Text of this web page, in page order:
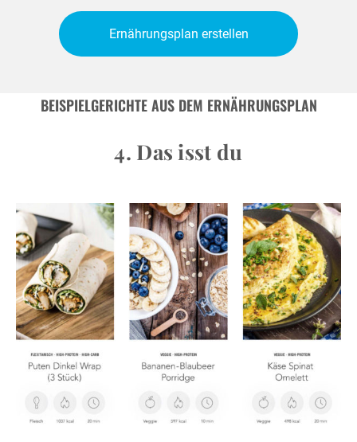
Ernährungsplan erstellen
BEISPIELGERICHTE AUS DEM ERNÄHRUNGSPLAN
4. Das isst du